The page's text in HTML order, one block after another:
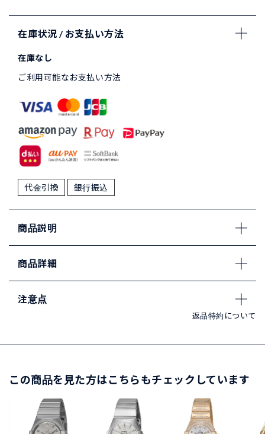
在庫状況 / お支払い方法
在庫なし
ご利用可能なお支払い方法
代金引換 銀行振込
商品説明
商品詳細
注意点
返品特約について
この商品を見た方はこちらもチェックしています